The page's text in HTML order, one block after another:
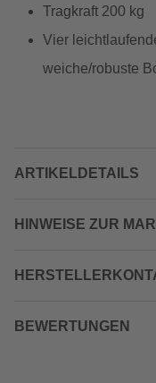
Tragkraft 200 kg
Vier
weiche/robuste
ARTIKELDETAILS
HINWEISE ZUR
BEWERTUNGEN